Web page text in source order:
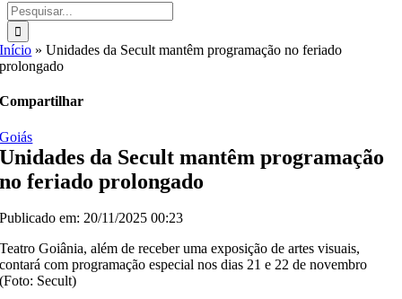
Buscar
resultados
para:
Início »Unidades da Secult mantêm programação no feriado
prolongado
Compartilhar
Goiás
Unidades da Secult mantêm programação
no feriado prolongado
Publicado em: 20/11/2025 00:23
Teatro Goiânia, além de receber uma exposição de artes visuais,
contará com programação especial nos dias 21 e 22 de novembro
(Foto: Secult)